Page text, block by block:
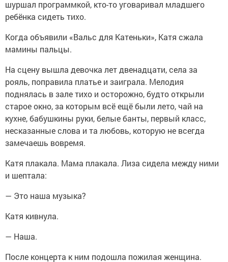
шуршал программкой, кто-то уговаривал младшего
ребёнка сидеть тихо.
Когда объявили «Вальс для Катеньки», Катя сжала
мамины пальцы.
На сцену вышла девочка лет двенадцати, села за
рояль, поправила платье и заиграла. Мелодия
поднялась в зале тихо и осторожно, будто открыли
старое окно, за которым всё ещё были лето, чай на
кухне, бабушкины руки, белые банты, первый класс,
несказанные слова и та любовь, которую не всегда
замечаешь вовремя.
Катя плакала. Мама плакала. Лиза сидела между ними
и шептала:
— Это наша музыка?
Катя кивнула.
— Наша.
После концерта к ним подошла пожилая женщина.